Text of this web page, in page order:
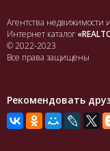
Агентства недвижимости
Интернет каталог
© 2022-2023
Все права защищены
Рекомендовать